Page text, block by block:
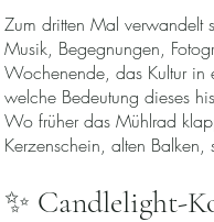
Zum dritten Mal verwandelt
Musik, Begegnungen,
Wochenende, das Kultur in
welche Bedeutung dieses
Wo früher das Mühlrad
Kerzenschein, alten
✨ Candlelight-